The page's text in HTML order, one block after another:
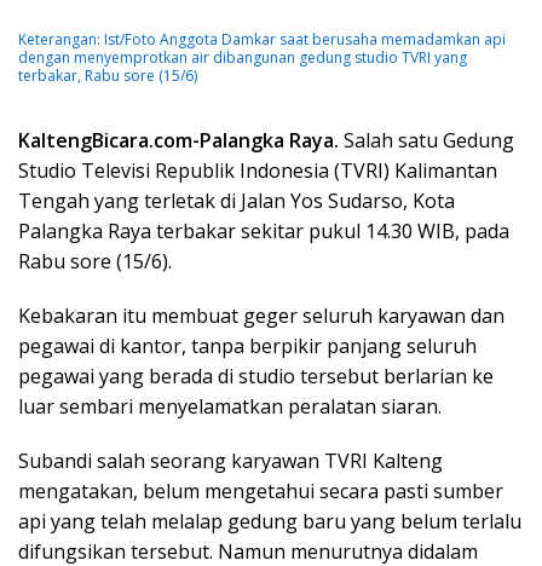
Keterangan: Ist/Foto Anggota Damkar saat berusaha memadamkan api
dengan menyemprotkan air dibangunan gedung studio TVRI yang
terbakar, Rabu sore (15/6)
KaltengBicara.com-Palangka Raya. Salah satu Gedung
Studio Televisi Republik Indonesia (TVRI) Kalimantan
Tengah yang terletak di Jalan Yos Sudarso, Kota
Palangka Raya terbakar sekitar pukul 14.30 WIB, pada
Rabu sore (15/6).
Kebakaran itu membuat geger seluruh karyawan dan
pegawai di kantor, tanpa berpikir panjang seluruh
pegawai yang berada di studio tersebut berlarian ke
luar sembari menyelamatkan peralatan siaran.
Subandi salah seorang karyawan TVRI Kalteng
mengatakan, belum mengetahui secara pasti sumber
api yang telah melalap gedung baru yang belum terlalu
difungsikan tersebut. Namun menurutnya didalam